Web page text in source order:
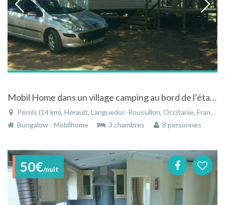
Mobil Home dans un village camping au bord de l’étang de Pérols
Pérols (14 km), Hérault, Languedoc-Roussillon, Occitanie, France
Bungalow - Mobilhome
3 chambres 8 personnes
50€/nuit